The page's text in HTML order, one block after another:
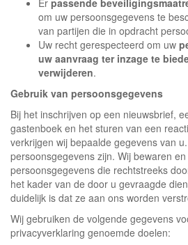
Er passende
om uw persoonsgegevens te
van partijen die in opdracht
Uw recht gerespecteerd om uw
uw aanvraag ter inzage te
verwijderen.
Gebruik van persoonsgegevens
Bij het inschrijven op een nieuwsbrief,
gastenboek en het sturen van een
verkrijgen wij bepaalde gegevens van
persoonsgegevens zijn. Wij bewaren
persoonsgegevens die rechtstreeks
het kader van de door u gevraagde
duidelijk is dat ze aan ons worden
Wij gebruiken de volgende gegevens
privacyverklaring genoemde doelen: